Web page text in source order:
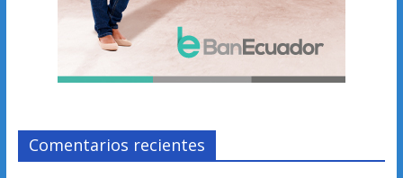
Comentarios recientes